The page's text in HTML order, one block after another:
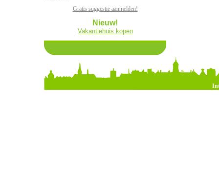
Gratis suggestie aanmelden!
Nieuw!
Vakantiehuis kopen